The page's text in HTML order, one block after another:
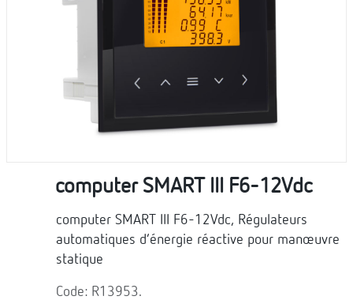
computer SMART III F6-12Vdc
computer SMART III F6-12Vdc, Régulateurs
automatiques d’énergie réactive pour manœuvre
statique
Code: R13953.